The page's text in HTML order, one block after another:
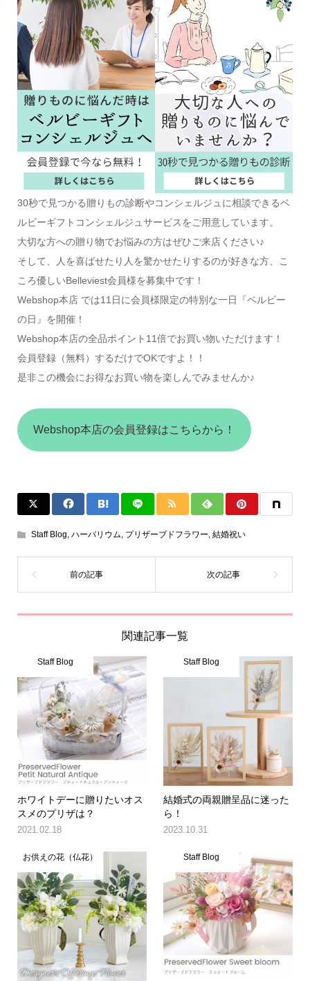
30秒で見つかる贈りもの診断やコンシェルジュに相談できるベ
ルビーギフトコンシェルジュサービスをご用意しています。
大切な方への贈り物でお悩みの方はぜひご来店ください♪
そして、人を喜ばせたり人を驚かせたりするのが好きな方、こ
ころ優しいBelleviest会員様を募集中です！
Webshop本店 では11日に会員様限定の特別な一日『ベルビー
の日』を開催！
Webshop本店の全品ポイント11倍でお買い物いただけます！
会員登録（無料）するだけでOKですよ！！
是非この機会にお得なお買い物を楽しんでみませんか♪
Webshop本店の会員登録はこちらから！
Staff Blog, ハーバリウム, プリザーブドフラワー, 結婚祝い
関連記事一覧
Staff Blog
ホワイトデーに贈りたいオス
スメのプリザは？
2021.02.18
Staff Blog
結婚式の両親贈呈品に迷った
ら！
2023.10.31
お供えの花（仏花） Staff Blog